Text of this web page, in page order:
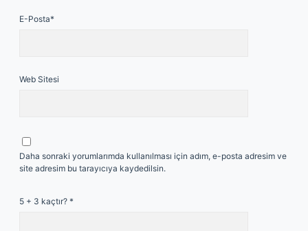
E-Posta*
Web Sitesi
Daha sonraki yorumlarımda kullanılması için adım, e-posta adresim ve
site adresim bu tarayıcıya kaydedilsin.
5 + 3 kaçtır? *